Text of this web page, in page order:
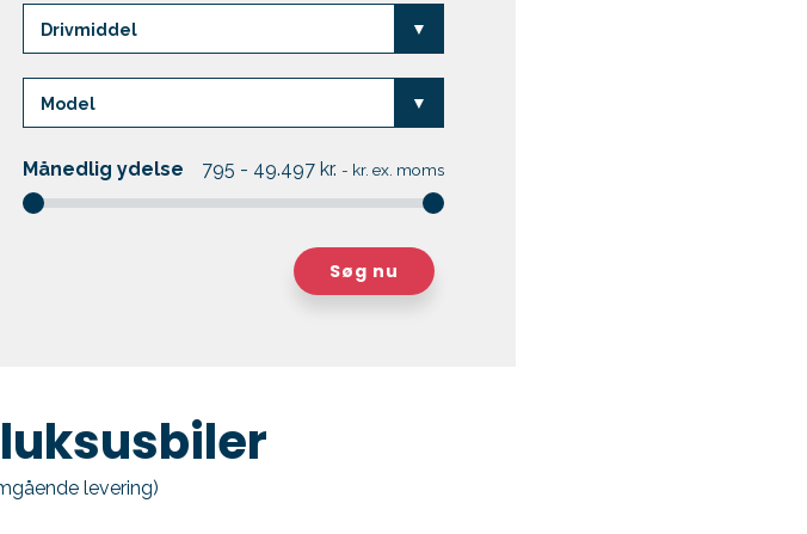
Månedlig ydelse 795 - 49.497kr. - kr. ex. moms
Søg nu
levering)